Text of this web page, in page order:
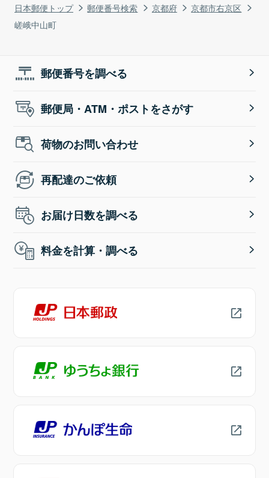
日本郵便トップ 郵便番号検索 京都府
京都市右京区
嵯峨中山町
郵便番号を調べる
郵便局・ATM・ポストをさがす
荷物のお問い合わせ
再配達のご依頼
お届け日数を調べる
料金を計算・調べる